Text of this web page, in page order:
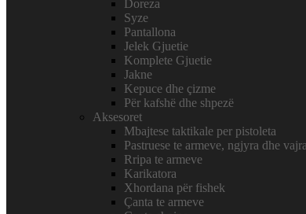
Doreza
Syze
Pantallona
Jelek Gjuetie
Komplete Gjuetie
Jakne
Kepuce dhe çizme
Për kafshë dhe shpezë
Aksesoret
Mbajtese taktikale per pistoleta
Pastruese te armeve, ngjyra dhe vajra
Rripa te armeve
Karikatora
Xhordana për fishek
Çanta te armeve